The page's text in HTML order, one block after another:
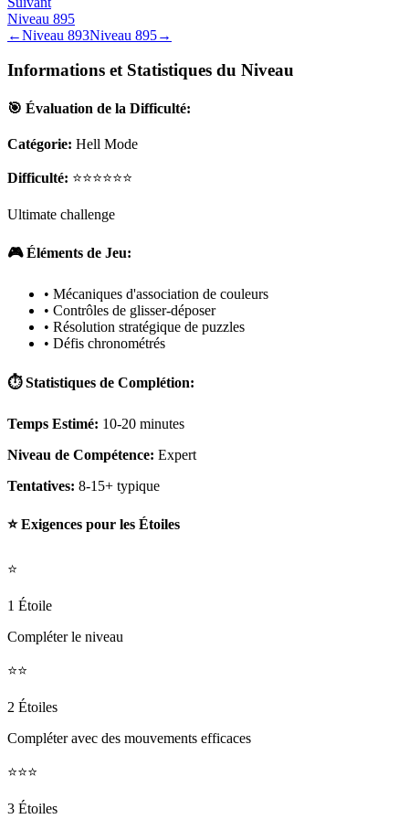
Niveau 895
←Niveau 893Niveau 895→
Informations et Statistiques du Niveau
🎯 Évaluation de la Difficulté:
Catégorie: Hell Mode
Difficulté: ⭐⭐⭐⭐⭐⭐
Ultimate challenge
🎮 Éléments de Jeu:
• Mécaniques d'association de couleurs
• Contrôles de glisser-déposer
• Résolution stratégique de puzzles
• Défis chronométrés
⏱️ Statistiques de Complétion:
Temps Estimé: 10-20 minutes
Niveau de Compétence: Expert
Tentatives: 8-15+ typique
⭐ Exigences pour les Étoiles
⭐
1 Étoile
Compléter le niveau
⭐⭐
2 Étoiles
Compléter avec des mouvements efficaces
⭐⭐⭐
3 Étoiles